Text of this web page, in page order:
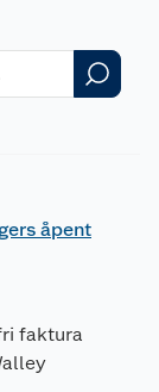
åpent
faktura